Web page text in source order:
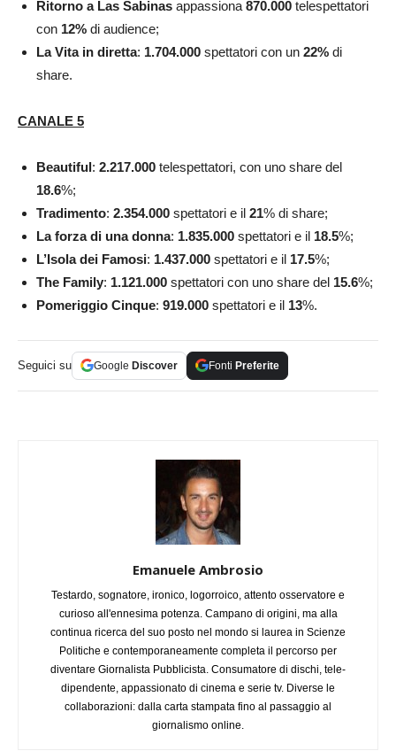
Ritorno a Las Sabinas appassiona 870.000 telespettatori
con 12% di audience;
La Vita in diretta: 1.704.000 spettatori con un 22% di
share.
CANALE 5
Beautiful: 2.217.000 telespettatori, con uno share del
18.6%;
Tradimento: 2.354.000 spettatori e il 21% di share;
La forza di una donna: 1.835.000 spettatori e il 18.5%;
L’Isola dei Famosi: 1.437.000 spettatori e il 17.5%;
The Family: 1.121.000 spettatori con uno share del 15.6%;
Pomeriggio Cinque: 919.000 spettatori e il 13%.
Seguici su Google Discover Fonti Preferite
Emanuele Ambrosio
Testardo, sognatore, ironico, logorroico, attento osservatore e
curioso all'ennesima potenza. Campano di origini, ma alla
continua ricerca del suo posto nel mondo si laurea in Scienze
Politiche e contemporaneamente completa il percorso per
diventare Giornalista Pubblicista. Consumatore di dischi, tele-
dipendente, appassionato di cinema e serie tv. Diverse le
collaborazioni: dalla carta stampata fino al passaggio al
giornalismo online.